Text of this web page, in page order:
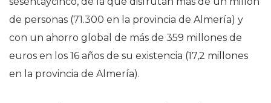
de personas (71.300 en la provincia de Almería) y
con un ahorro global de más de 359 millones de
euros en los 16 años de su existencia (17,2 millones
en la provincia de Almería).